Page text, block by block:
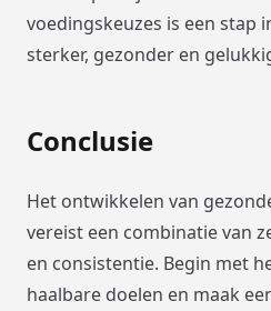
voedingskeuzes is een stap
sterker, gezonder en
Conclusie
Het ontwikkelen van
vereist een combinatie van
en consistentie. Begin met
haalbare doelen en maak